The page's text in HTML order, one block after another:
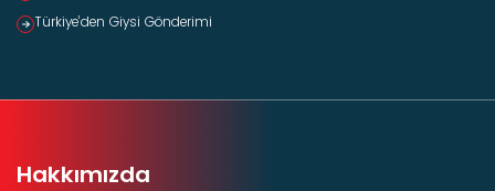
Türkiye’den Giysi Gönderimi
Hakkımızda